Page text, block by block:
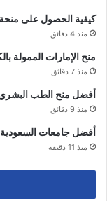
كيفية الحصول على
منذ 4 دقائق
منح الإمارات الممولة
منذ 7 دقائق
أفضل منح الطب البشري
منذ 9 دقائق
أفضل جامعات السعودية
منذ 11 دقيقة